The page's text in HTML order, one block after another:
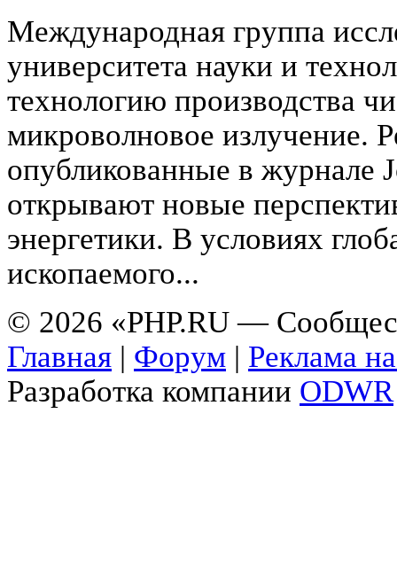
Международная группа
университета науки и
технологию производства
микроволновое излучение.
опубликованные в журнале
открывают новые
энергетики. В условиях
ископаемого...
© 2026 «PHP.RU —
Главная | Форум | Реклама
Разработка компании ODWR